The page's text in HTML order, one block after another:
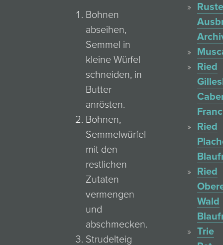
Bohnen
abseihen,
Semmel in
kleine Würfel
schneiden, in
Butter
anrösten.
Bohnen,
Semmelwürfel
mit den
restlichen
Zutaten
vermengen
und
abschmecken.
Strudelteig
Ried
Franc
Ried
Ried
Wald
Trie